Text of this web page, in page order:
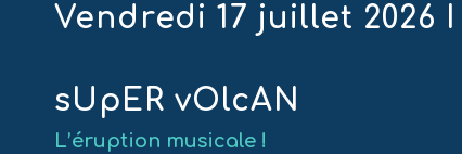
Vendredi 17 juillet 2026
sUpER vOlcAN
L’éruption musicale !